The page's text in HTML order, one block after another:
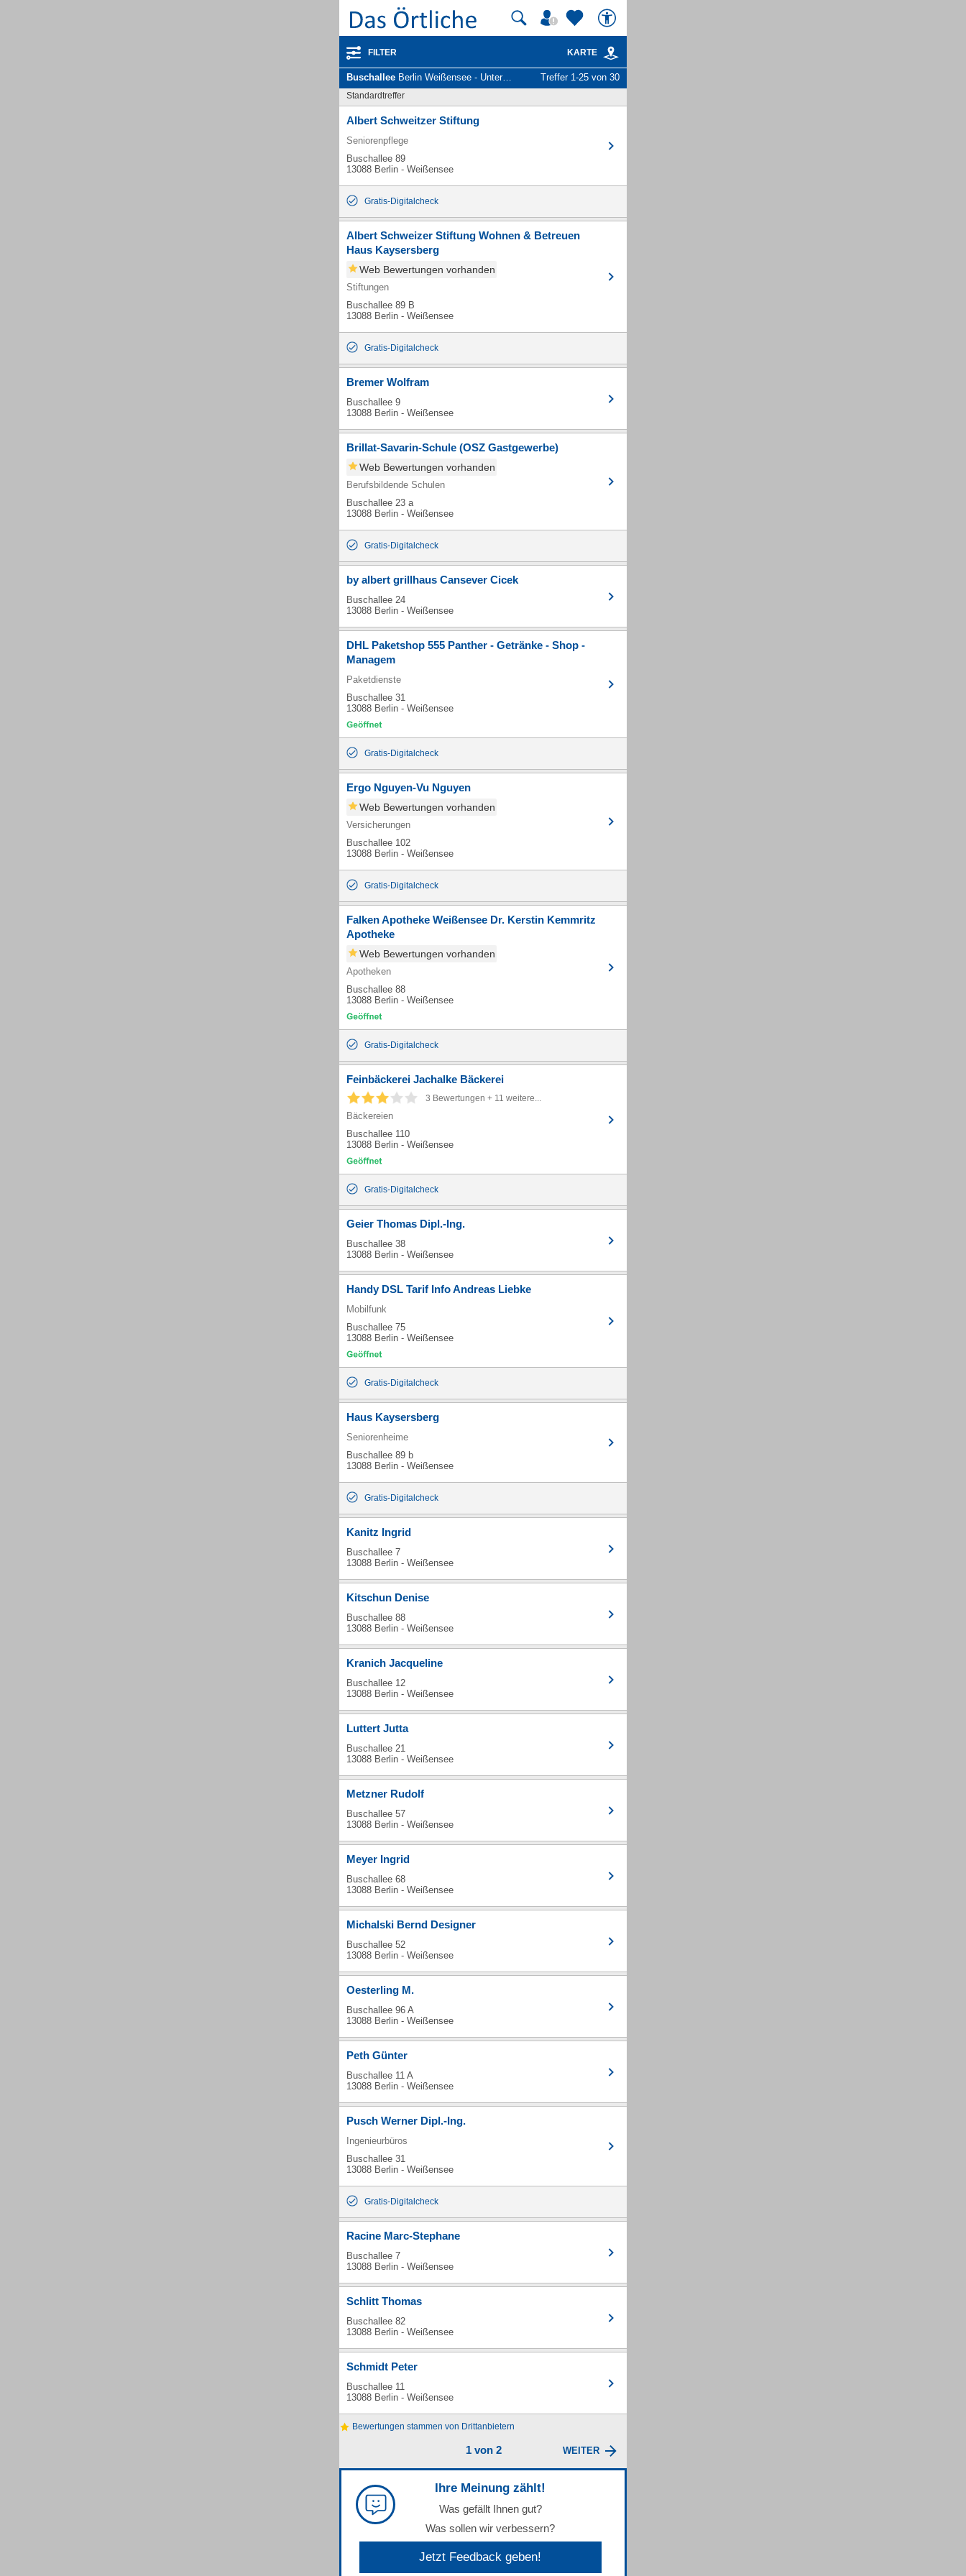
FILTER KARTE
Buschallee Berlin Weißensee - Unternehmen und Personen Treffer 1-25 von 30
Standardtreffer
Albert Schweitzer Stiftung
Seniorenpflege
Buschallee 89
13088 Berlin - Weißensee
Gratis-Digitalcheck
Albert Schweizer Stiftung Wohnen & Betreuen
Haus Kaysersberg
Web Bewertungen vorhanden
Stiftungen
Buschallee 89 B
13088 Berlin - Weißensee
Gratis-Digitalcheck
Bremer Wolfram
Buschallee 9
13088 Berlin - Weißensee
Brillat-Savarin-Schule (OSZ Gastgewerbe)
Web Bewertungen vorhanden
Berufsbildende Schulen
Buschallee 23 a
13088 Berlin - Weißensee
Gratis-Digitalcheck
by albert grillhaus Cansever Cicek
Buschallee 24
13088 Berlin - Weißensee
DHL Paketshop 555 Panther - Getränke - Shop -
Managem
Paketdienste
Buschallee 31
13088 Berlin - Weißensee
Gratis-Digitalcheck
Ergo Nguyen-Vu Nguyen
Web Bewertungen vorhanden
Versicherungen
Buschallee 102
13088 Berlin - Weißensee
Gratis-Digitalcheck
Falken Apotheke Weißensee Dr. Kerstin Kemmritz
Apotheke
Web Bewertungen vorhanden
Apotheken
Buschallee 88
13088 Berlin - Weißensee
Gratis-Digitalcheck
Feinbäckerei Jachalke Bäckerei
3 Bewertungen + 11 weitere...
Bäckereien
Buschallee 110
13088 Berlin - Weißensee
Gratis-Digitalcheck
Geier Thomas Dipl.-Ing.
Buschallee 38
13088 Berlin - Weißensee
Handy DSL Tarif Info Andreas Liebke
Mobilfunk
Buschallee 75
13088 Berlin - Weißensee
Gratis-Digitalcheck
Haus Kaysersberg
Seniorenheime
Buschallee 89 b
13088 Berlin - Weißensee
Gratis-Digitalcheck
Kanitz Ingrid
Buschallee 7
13088 Berlin - Weißensee
Kitschun Denise
Buschallee 88
13088 Berlin - Weißensee
Kranich Jacqueline
Buschallee 12
13088 Berlin - Weißensee
Luttert Jutta
Buschallee 21
13088 Berlin - Weißensee
Metzner Rudolf
Buschallee 57
13088 Berlin - Weißensee
Meyer Ingrid
Buschallee 68
13088 Berlin - Weißensee
Michalski Bernd Designer
Buschallee 52
13088 Berlin - Weißensee
Oesterling M.
Buschallee 96 A
13088 Berlin - Weißensee
Peth Günter
Buschallee 11 A
13088 Berlin - Weißensee
Pusch Werner Dipl.-Ing.
Ingenieurbüros
Buschallee 31
13088 Berlin - Weißensee
Gratis-Digitalcheck
Racine Marc-Stephane
Buschallee 7
13088 Berlin - Weißensee
Schlitt Thomas
Buschallee 82
13088 Berlin - Weißensee
Schmidt Peter
Buschallee 11
13088 Berlin - Weißensee
Bewertungen stammen von Drittanbietern
1 von 2 WEITER
Ihre Meinung zählt!
Was gefällt Ihnen gut?
Was sollen wir verbessern?
Jetzt Feedback geben!